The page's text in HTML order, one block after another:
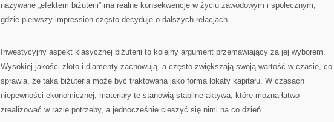
nazywane „efektem biżuterii” ma realne konsekwencje w życiu zawodowym i społecznym,
gdzie pierwszy impression często decyduje o dalszych relacjach.
Inwestycyjny aspekt klasycznej biżuterii to kolejny argument przemawiający za jej wyborem.
Wysokiej jakości złoto i diamenty zachowują, a często zwiększają swoją wartość w czasie, co
sprawia, że taka biżuteria może być traktowana jako forma lokaty kapitału. W czasach
niepewności ekonomicznej, materiały te stanowią stabilne aktywa, które można łatwo
zrealizować w razie potrzeby, a jednocześnie cieszyć się nimi na co dzień.